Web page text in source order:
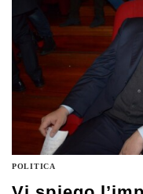
POLITICA